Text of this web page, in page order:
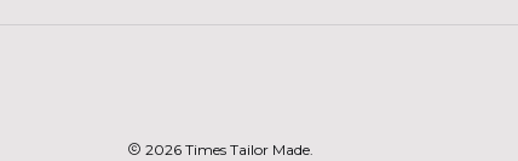
2026 Times Tailor Made.